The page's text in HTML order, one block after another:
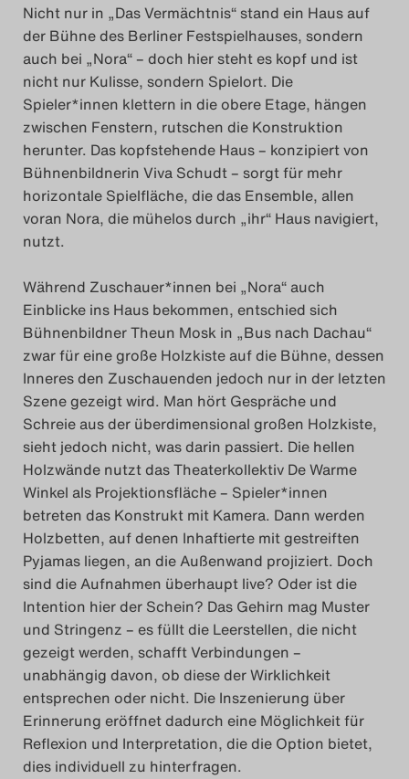
Nicht nur in „Das Vermächtnis“ stand ein Haus auf
der Bühne des Berliner Festspielhauses, sondern
auch bei „Nora“ – doch hier steht es kopf und ist
nicht nur Kulisse, sondern Spielort. Die
Spieler*innen klettern in die obere Etage, hängen
zwischen Fenstern, rutschen die Konstruktion
herunter. Das kopfstehende Haus – konzipiert von
Bühnenbildnerin Viva Schudt – sorgt für mehr
horizontale Spielfläche, die das Ensemble, allen
voran Nora, die mühelos durch „ihr“ Haus navigiert,
nutzt.
Während Zuschauer*innen bei „Nora“ auch
Einblicke ins Haus bekommen, entschied sich
Bühnenbildner Theun Mosk in „Bus nach Dachau“
zwar für eine große Holzkiste auf die Bühne, dessen
Inneres den Zuschauenden jedoch nur in der letzten
Szene gezeigt wird. Man hört Gespräche und
Schreie aus der überdimensional großen Holzkiste,
sieht jedoch nicht, was darin passiert. Die hellen
Holzwände nutzt das Theaterkollektiv De Warme
Winkel als Projektionsfläche – Spieler*innen
betreten das Konstrukt mit Kamera. Dann werden
Holzbetten, auf denen Inhaftierte mit gestreiften
Pyjamas liegen, an die Außenwand projiziert. Doch
sind die Aufnahmen überhaupt live? Oder ist die
Intention hier der Schein? Das Gehirn mag Muster
und Stringenz – es füllt die Leerstellen, die nicht
gezeigt werden, schafft Verbindungen –
unabhängig davon, ob diese der Wirklichkeit
entsprechen oder nicht. Die Inszenierung über
Erinnerung eröffnet dadurch eine Möglichkeit für
Reflexion und Interpretation, die die Option bietet,
dies individuell zu hinterfragen.